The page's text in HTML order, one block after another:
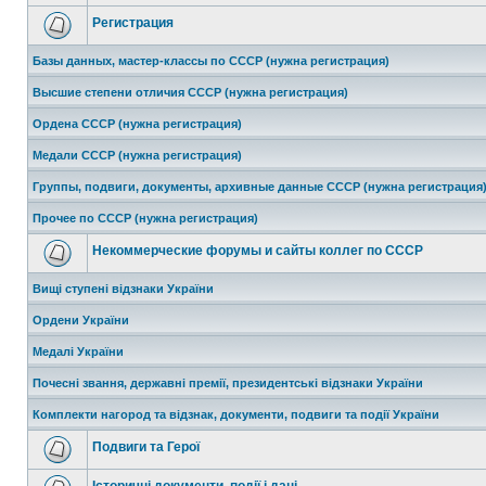
Регистрация
Базы данных, мастер-классы по СССР (нужна регистрация)
Высшие степени отличия СССР (нужна регистрация)
Ордена СССР (нужна регистрация)
Медали СССР (нужна регистрация)
Группы, подвиги, документы, архивные данные СССР (нужна регистрация)
Прочее по СССР (нужна регистрация)
Некоммерческие форумы и сайты коллег по СССР
Вищі ступені відзнаки України
Ордени України
Медалі України
Почесні звання, державні премії, президентські відзнаки України
Комплекти нагород та відзнак, документи, подвиги та події України
Подвиги та Герої